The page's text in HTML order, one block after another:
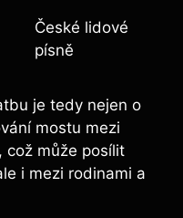
České lidové
písně
je tedy nejen o
mostu mezi
což může posílit
i mezi rodinami a